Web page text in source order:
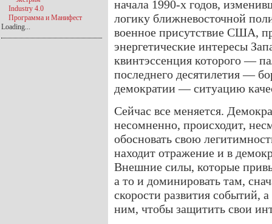
начала 1990-х годов,
логику ближневосточной
военное присутствие США,
энергетические интересы
квинтэссенция которого —
последнего десятилетия —
демократии — ситуацию
Сейчас все меняется.
несомненно, происходит,
обосновать свою
находит отражение и в
Внешние силы, которые
а то и доминировать там,
скорости развития событий,
ним, чтобы защитить свои
Industry 4.0
Программа и Манифест
Loading...